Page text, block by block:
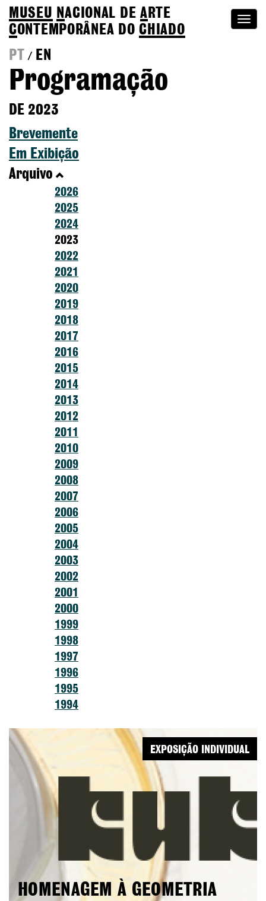
MUSEU NACIONAL DEA RTE
CONTEMPORÂNEA DOCHIADO
PT
/ EN
Programação
DE 2023
Brevemente
Em Exibição
Arquivo
2026
2025
2024
2023
2022
2021
2020
2019
2018
2017
2016
2015
2014
2013
2012
2011
2010
2009
2008
2007
2006
2005
2004
2003
2002
2001
2000
1999
1998
1997
1996
1995
1994
HOMENAGEM À GEOMETRIA
EXPOSIÇÃO INDIVIDUAL